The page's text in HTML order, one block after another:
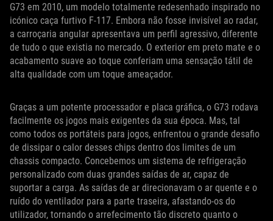
G73 em 2010, um modelo totalmente redesenhado inspirado no
icónico caça furtivo F-117. Embora não fosse invisível ao radar,
a carroçaria angular apresentava um perfil agressivo, diferente
de tudo o que existia no mercado. O exterior em preto mate e o
acabamento suave ao toque conferiam uma sensação tátil de
alta qualidade com um toque ameaçador.
Graças a um potente processador e placa gráfica, o G73 rodava
facilmente os jogos mais exigentes da sua época. Mas, tal
como todos os portáteis para jogos, enfrentou o grande desafio
de dissipar o calor desses chips dentro dos limites de um
chassis compacto. Concebemos um sistema de refrigeração
personalizado com duas grandes saídas de ar, capaz de
suportar a carga. As saídas de ar direcionavam o ar quente e o
ruído do ventilador para a parte traseira, afastando-os do
utilizador, tornando o arrefecimento tão discreto quanto o